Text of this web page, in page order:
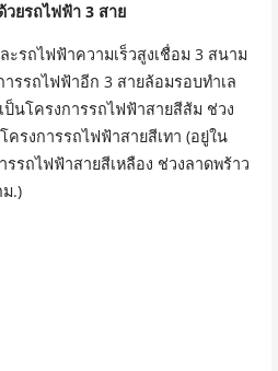
วยรถไฟฟ้า 3 สาย
ะรถไฟฟ้าความเร็วสูงเชื่อม 3 สนาม
รรถไฟฟ้าอีก 3 สายล้อมรอบทำเล
ป็นโครงการรถไฟฟ้าสายสีส้ม ช่วง
รงการรถไฟฟ้าสายสีเทา (อยู่ใน
รถไฟฟ้าสายสีเหลือง ช่วงลาดพร้าว
.)